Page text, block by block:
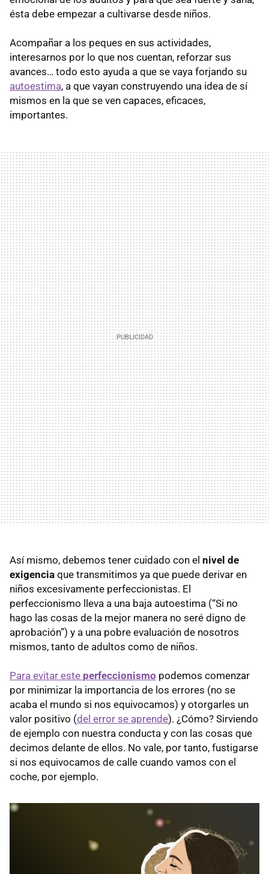
ésta debe empezar a cultivarse desde niños.
Acompañar a los peques en sus actividades,
interesarnos por lo que nos cuentan, reforzar sus
avances… todo esto ayuda a que se vaya forjando su
autoestima, a que vayan construyendo una idea de sí
mismos en la que se ven capaces, eficaces,
importantes.
Así mismo, debemos tener cuidado con el nivel de
exigencia que transmitimos ya que puede derivar en
niños excesivamente perfeccionistas. El
perfeccionismo lleva a una baja autoestima (“Si no
hago las cosas de la mejor manera no seré digno de
aprobación”) y a una pobre evaluación de nosotros
mismos, tanto de adultos como de niños.
Para evitar este perfeccionismo podemos comenzar
por minimizar la importancia de los errores (no se
acaba el mundo si nos equivocamos) y otorgarles un
valor positivo (del error se aprende). ¿Cómo? Sirviendo
de ejemplo con nuestra conducta y con las cosas que
decimos delante de ellos. No vale, por tanto, fustigarse
si nos equivocamos de calle cuando vamos con el
coche, por ejemplo.